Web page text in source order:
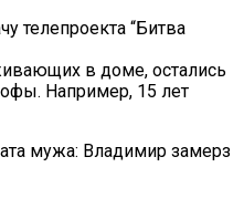
телепроекта “Битва
в доме, остались
Например, 15 лет
мужа: Владимир замерз